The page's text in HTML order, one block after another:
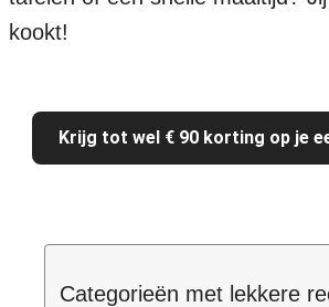
kookt!
Krijg tot wel € 90 korting op je
Categorieën met lekkere